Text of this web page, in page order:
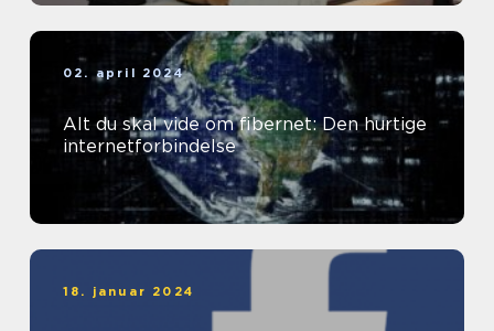
02. april 2024
Alt du skal vide om fibernet: Den hurtige
internetforbindelse
18. januar 2024